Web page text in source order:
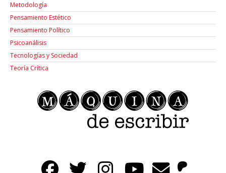
Metodología
Pensamiento Estético
Pensamiento Político
Psicoanálisis
Tecnologías y Sociedad
Teoría Crítica